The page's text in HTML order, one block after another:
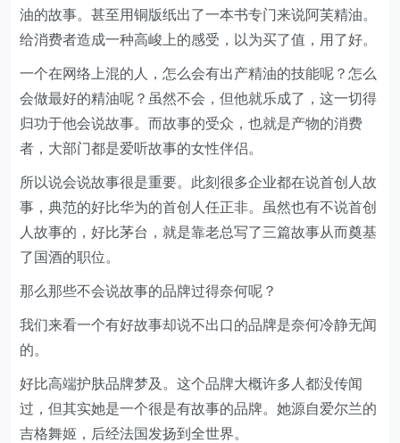
油的故事。甚至用铜版纸出了一本书专门来说阿芙精油。
给消费者造成一种高峻上的感受，以为买了值，用了好。
一个在网络上混的人，怎么会有出产精油的技能呢？怎么
会做最好的精油呢？虽然不会，但他就乐成了，这一切得
归功于他会说故事。而故事的受众，也就是产物的消费
者，大部门都是爱听故事的女性伴侣。
所以说会说故事很是重要。此刻很多企业都在说首创人故
事，典范的好比华为的首创人任正非。虽然也有不说首创
人故事的，好比茅台，就是靠老总写了三篇故事从而奠基
了国酒的职位。
那么那些不会说故事的品牌过得奈何呢？
我们来看一个有好故事却说不出口的品牌是奈何冷静无闻
的。
好比高端护肤品牌梦及。这个品牌大概许多人都没传闻
过，但其实她是一个很是有故事的品牌。她源自爱尔兰的
吉格舞姬，后经法国发扬到全世界。